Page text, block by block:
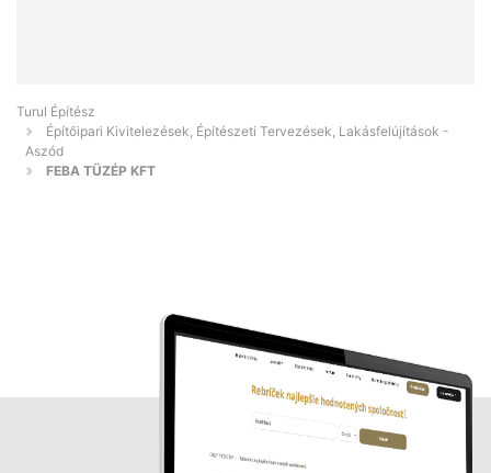
Turul Építész
Építőipari Kivitelezések, Építészeti Tervezések, Lakásfelújítások -
Aszód
FEBA TÜZÉP KFT